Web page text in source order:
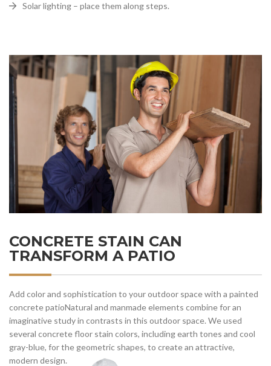
Solar lighting – place them along steps.
CONCRETE STAIN CAN
TRANSFORM A PATIO
Add color and sophistication to your outdoor space with a painted
concrete patioNatural and manmade elements combine for an
imaginative study in contrasts in this outdoor space. We used
several concrete floor stain colors, including earth tones and cool
gray-blue, for the geometric shapes, to create an attractive,
modern design.